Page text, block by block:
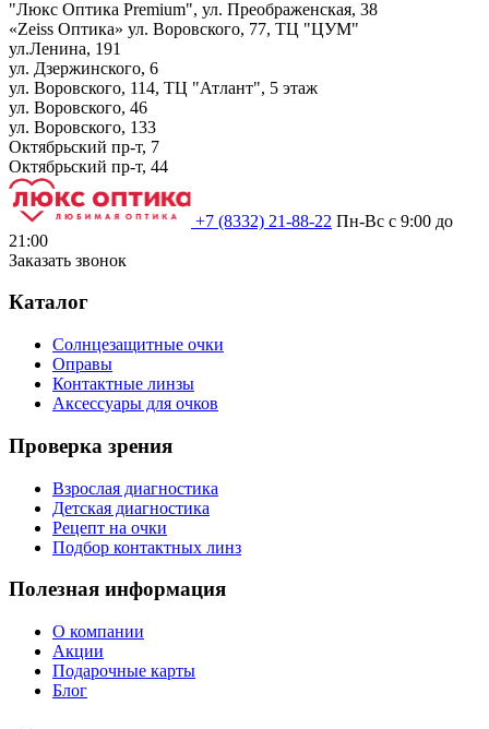
"Люкс Оптика Premium", ул. Преображенская, 38
«Zeiss Оптика» ул. Воровского, 77, ТЦ "ЦУМ"
ул.Ленина, 191
ул. Дзержинского, 6
ул. Воровского, 114, ТЦ "Атлант", 5 этаж
ул. Воровского, 46
ул. Воровского, 133
Октябрьский пр-т, 7
Октябрьский пр-т, 44
+7 (8332) 21-88-22 Пн-Вс с 9:00 до
21:00
Заказать звонок
Каталог
Солнцезащитные очки
Оправы
Контактные линзы
Аксессуары для очков
Проверка зрения
Взрослая диагностика
Детская диагностика
Рецепт на очки
Подбор контактных линз
Полезная информация
О компании
Акции
Подарочные карты
Блог